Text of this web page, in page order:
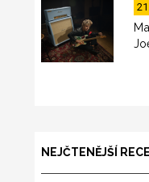
NEJČTENĚJŠÍ